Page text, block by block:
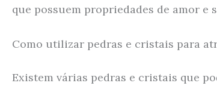
que possuem propriedades de amor e
Como utilizar pedras e cristais para
Existem várias pedras e cristais que